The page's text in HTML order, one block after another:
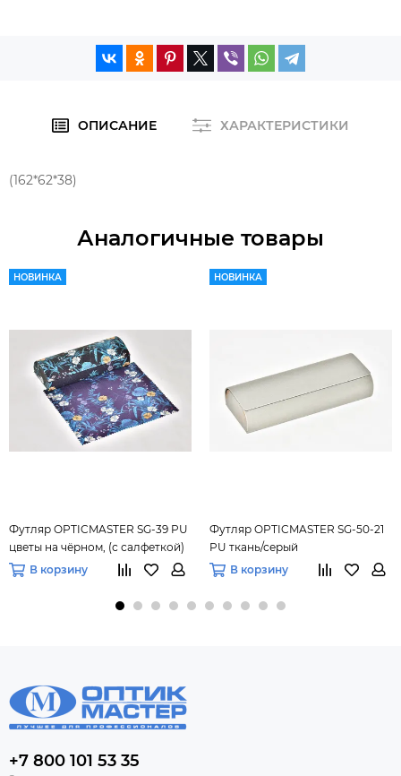
ОПИСАНИЕ ХАРАКТЕРИСТИКИ
(162*62*38)
Аналогичные товары
НОВИНКА
Футляр OPTICMASTER SG-39 PU
цветы на чёрном, (с салфеткой)
В корзину
НОВИНКА
Футляр OPTICMASTER SG-50-21
PU ткань/серый
В корзину
+7 800 101 53 35